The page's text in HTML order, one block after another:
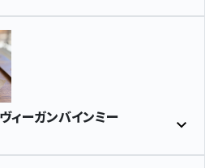
ィーガンバインミー